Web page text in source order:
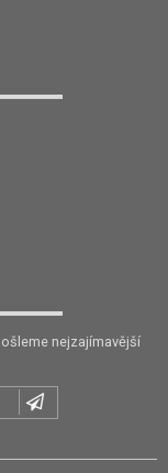
nejzajímavější